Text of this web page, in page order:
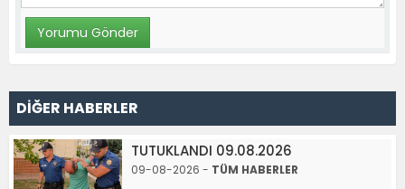
DİĞER HABERLER
TUTUKLANDI 09.08.2026
09-08-2026 - TÜM HABERLER